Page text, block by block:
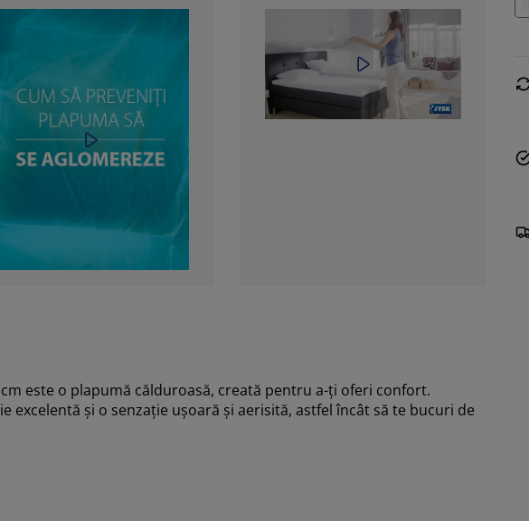
cm este o plapumă călduroasă, creată pentru a-ți oferi confort.
excelentă și o senzație ușoară și aerisită, astfel încât să te bucuri de